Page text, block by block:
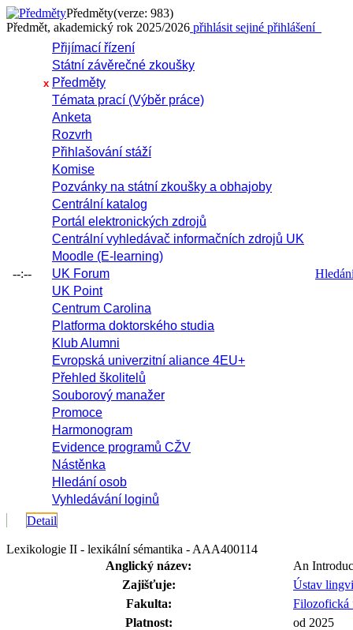
Předměty(verze: 983)
Předmět, akademický rok 2025/2026 přihlásit sejiné přihlášení
--:--
Přijímací řízení
Státní závěrečné zkoušky
x Předměty
Témata prací (Výběr práce)
Anketa
Rozvrh
Přihlašování stáží
Komise
Pozvánky na státní zkoušky a obhajoby
Centrální katalog
Portál elektronických zdrojů
Centrální vyhledávač informačních zdrojů UK
Moodle (E-learning)
UK Forum
UK Point
Centrum Carolina
Platforma doktorského studia
Klub Alumni
Evropská univerzitní aliance 4EU+
Přehled školitelů
Souborový manažer
Promoce
Harmonogram
Evidence programů CŽV
Nástěnka
Hledání osob
Vyhledávání loginů
Detail
Lexikologie II - lexikální sémantika - AAA400114
Anglický název:
An
Zajišťuje:
Ústav
Fakulta:
Filozofická
Platnost:
od 2025